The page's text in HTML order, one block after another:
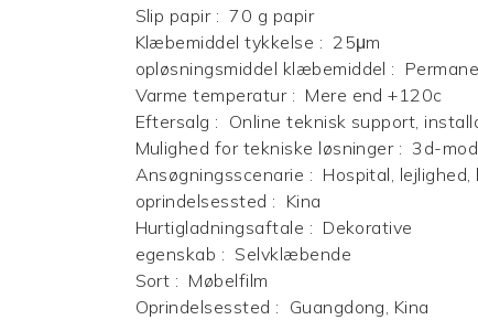
Slip papir : 70 g papir
Klæbemiddel tykkelse : 25μm
opløsningsmiddel klæbemiddel :
Varme temperatur : Mere end +120c
Eftersalg : Online teknisk support,
Mulighed for tekniske løsninger : 3d-
Ansøgningsscenarie : Hospital,
oprindelsessted : Kina
Hurtigladningsaftale : Dekorative
egenskab : Selvklæbende
Sort : Møbelfilm
Oprindelsessted : Guangdong, Kina